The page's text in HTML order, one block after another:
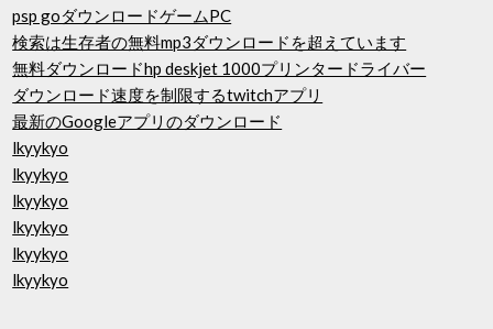
psp goダウンロードゲームPC
検索は生存者の無料mp3ダウンロードを超えています
無料ダウンロードhp deskjet 1000プリンタードライバー
ダウンロード速度を制限するtwitchアプリ
最新のGoogleアプリのダウンロード
lkyykyo
lkyykyo
lkyykyo
lkyykyo
lkyykyo
lkyykyo